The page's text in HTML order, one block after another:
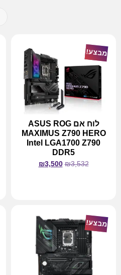
מבצע!
לוח אם ASUS ROG
MAXIMUS Z790 HERO
Intel LGA1700 Z790
DDR5
₪3,532
₪3,500
מבצע!